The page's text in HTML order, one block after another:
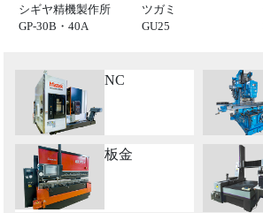
シギヤ精機製作所
GP-30B・40A
ツガミ
GU25
NC
板金